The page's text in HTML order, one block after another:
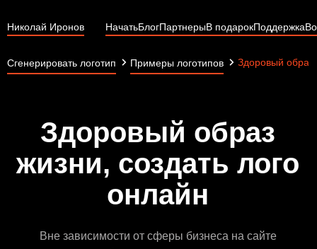
Николай Иронов НачатьБлогПартнерыВ подарокПоддержка
Сгенерировать логотип Примеры логотипов Здоровый образ
Здоровый образ
жизни, создать лого
онлайн
Вне зависимости от сферы бизнеса на сайте